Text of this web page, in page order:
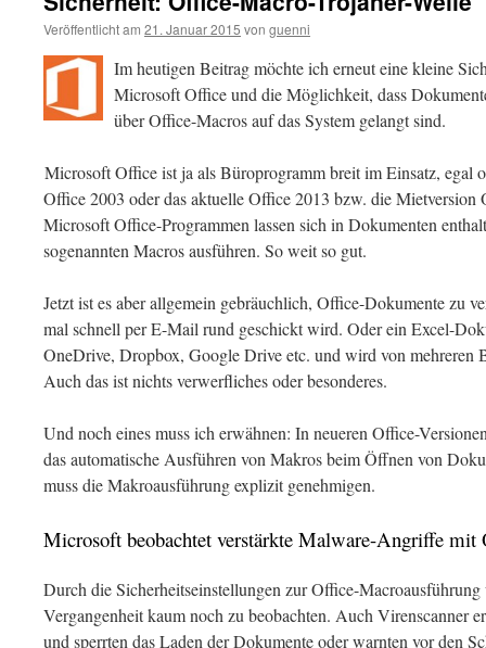
Veröffentlicht am 21. Januar 2015 von guenni
Im heutigen Beitrag möchte ich erneut eine kleine
Microsoft Office und die Möglichkeit, dass
über Office-Macros auf das System gelangt sind.
Microsoft Office ist ja als Büroprogramm breit im Einsatz, egal
Office 2003 oder das aktuelle Office 2013 bzw. die
Microsoft Office-Programmen lassen sich in Dokumenten
sogenannten Macros ausführen. So weit so gut.
Jetzt ist es aber allgemein gebräuchlich, Office-Dokumente zu
mal schnell per E-Mail rund geschickt wird. Oder ein Excel-
OneDrive, Dropbox, Google Drive etc. und wird von mehreren
Auch das ist nichts verwerfliches oder besonderes.
Und noch eines muss ich erwähnen: In neueren Office-
das automatische Ausführen von Makros beim Öffnen von
muss die Makroausführung explizit genehmigen.
Microsoft beobachtet verstärkte Malware-Angriffe mit
Durch die Sicherheitseinstellungen zur Office-
Vergangenheit kaum noch zu beobachten. Auch Virenscanner
und sperrten das Laden der Dokumente oder warnten vor den